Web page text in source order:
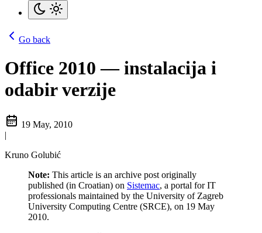
Go back
Office 2010 — instalacija i
odabir verzije
19 May, 2010
|
Kruno Golubić
Note: This article is an archive post originally
published (in Croatian) on Sistemac, a portal for IT
professionals maintained by the University of Zagreb
University Computing Centre (SRCE), on 19 May
2010.